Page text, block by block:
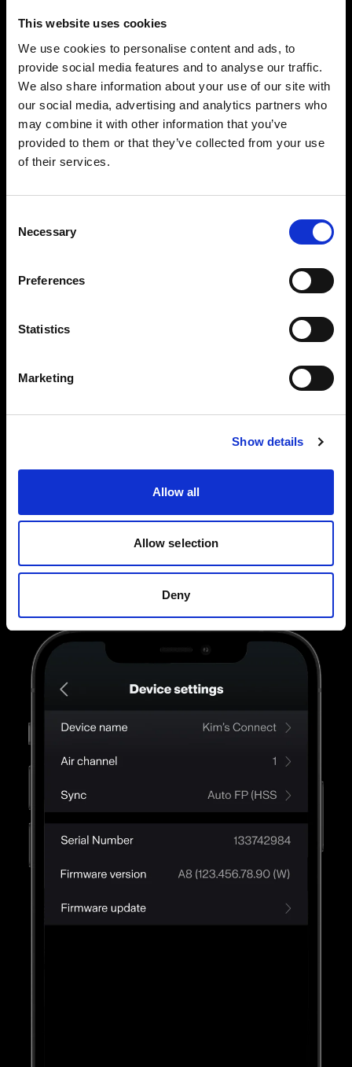
This website uses cookies
We use cookies to personalise content and ads, to
provide social media features and to analyse our traffic.
We also share information about your use of our site with
our social media, advertising and analytics partners who
may combine it with other information that you’ve
provided to them or that they’ve collected from your use
of their services.
Selection
Necessary
Preferences
Statistics
Marketing
Show details
Allow all
Allow selection
Deny
Die volle Kontrolle über die einzelnen Blitze
Sie können Ihre AirX Profoto Blitze auch
Blitzeinstellungen verwalten. Tippen, wischen
und ziehen Sie, bis das Licht genau richtig ist.